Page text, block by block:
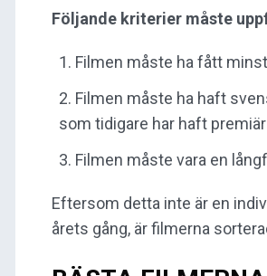
Följande kriterier måste
Filmen måste ha fått
Filmen måste ha haft
som tidigare har haft
Filmen måste vara en
Eftersom detta inte är en
årets gång, är filmerna